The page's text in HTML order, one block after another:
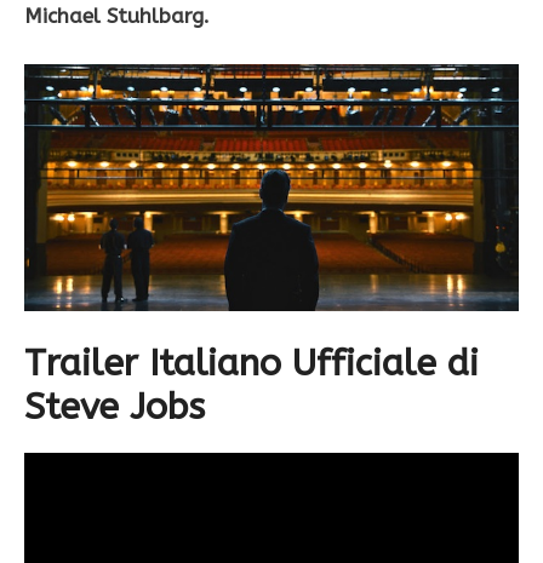
Michael Stuhlbarg.
Trailer Italiano Ufficiale di
Steve Jobs